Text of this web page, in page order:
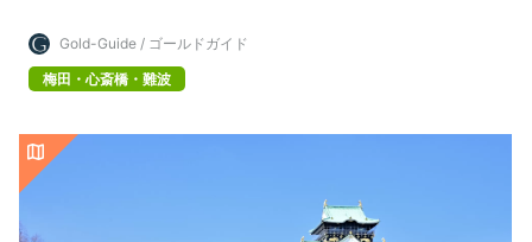
Gold-Guide / ゴールドガイド
梅田・心斎橋・難波